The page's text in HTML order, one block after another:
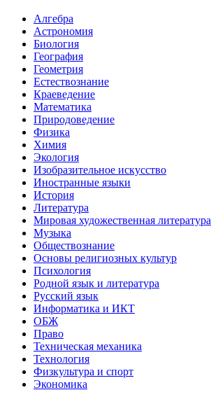
Алгебра
Астрономия
Биология
География
Геометрия
Естествознание
Краеведение
Математика
Природоведение
Физика
Химия
Экология
Изобразительное искусство
Иностранные языки
История
Литература
Мировая художественная литература
Музыка
Обществознание
Основы религиозных культур
Психология
Родной язык и литература
Русский язык
Информатика и ИКТ
ОБЖ
Право
Техническая механика
Технология
Физкультура и спорт
Экономика